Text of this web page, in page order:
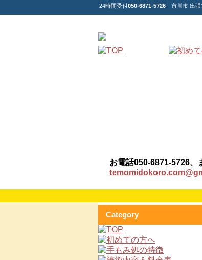
24時間受付050-6871-5726 市川市 出張
お電話050-6871-5726、
Category